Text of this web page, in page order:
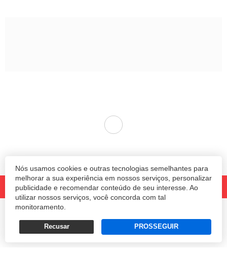
Nós usamos cookies e outras tecnologias semelhantes para
melhorar a sua experiência em nossos serviços, personalizar
publicidade e recomendar conteúdo de seu interesse. Ao
utilizar nossos serviços, você concorda com tal
monitoramento.
Recusar PROSSEGUIR
Termos e Políticas de Uso Privacidade